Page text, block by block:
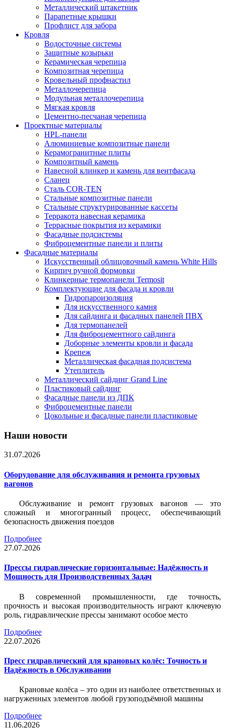
Металлический штакетник
Парапетные крышки
Профлист для забора
Кровля
Водосточные системы
Защитные козырьки
Керамическая черепица
Композитная черепица
Кровельный профнастил
Металлочерепица
Модульная металлочерепица
Мягкая кровля
Цементно-песчаная черепица
Проектные материалы
HPL-панели
Алюминиевые композитные панели
Керамогранитные плиты
Композитный камень
Навесной клинкер и камень для вентфасада
Сланец
Сталь COR-TEN
Стальные композитные панели
Стальные структурированные кассеты
Терракота навесная керамика
Террасные покрытия из керамики
Фасадные подсистемы
Фиброцементные панели и плиты
Фасадные материалы
Искусственный облицовочный камень White Hills
Кирпич ручной формовки
Клинкерные термопанели Termosit
Комплектующие для фасада и кровли
Гидропароизоляция
Для искусственного камня
Для сайдинга и фасадных панелей ПВХ
Для термопанелей
Для фиброцементного сайдинга
Доборные элементы кровли и фасада
Крепеж
Металлическая фасадная подсистема
Утеплитель
Металлический сайдинг Grand Line
Пластиковый сайдинг
Фасадные панели из ДПК
Фиброцементные панели
Цокольные и фасадные панели пластиковые
Наши новости
31.07.2026
Оборудование для обслуживания и ремонта грузовых
вагонов
Обслуживание и ремонт грузовых вагонов — это
сложный и многогранный процесс, обеспечивающий
безопасность движения поездов
Подробнее
27.07.2026
Прессы гидравлические горизонтальные: Надёжность и
Мощность для Производственных Задач
В современной промышленности, где точность,
прочность и высокая производительность играют ключевую
роль, гидравлические прессы занимают особое место
Подробнее
22.07.2026
Пресс гидравлический для крановых колёс: Точность и
Надёжность в Обслуживании
Крановые колёса – это один из наиболее ответственных и
нагруженных элементов любой грузоподъёмной машины
Подробнее
11.06.2026